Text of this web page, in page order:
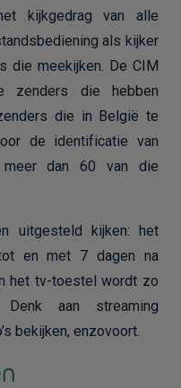
kijkgedrag van alle
als kijker
die meekijken. De CIM
zenders die hebben
die in België te
de identificatie van
meer dan 60 van die
uitgesteld kijken: het
tot en met 7 dagen na
het tv-toestel wordt zo
Denk aan streaming
bekijken, enzovoort.